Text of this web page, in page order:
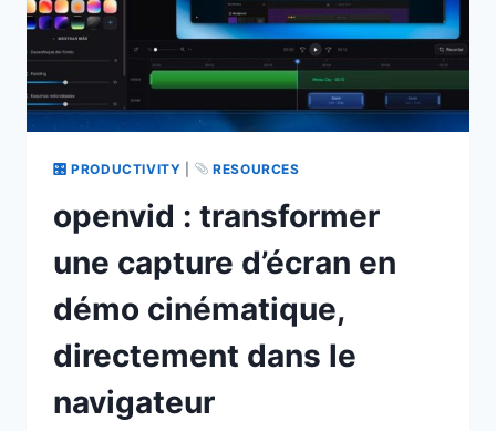
🎛 PRODUCTIVITY RESOURCES
openvid : transformer
une capture d’écran en
démo cinématique,
directement dans le
navigateur